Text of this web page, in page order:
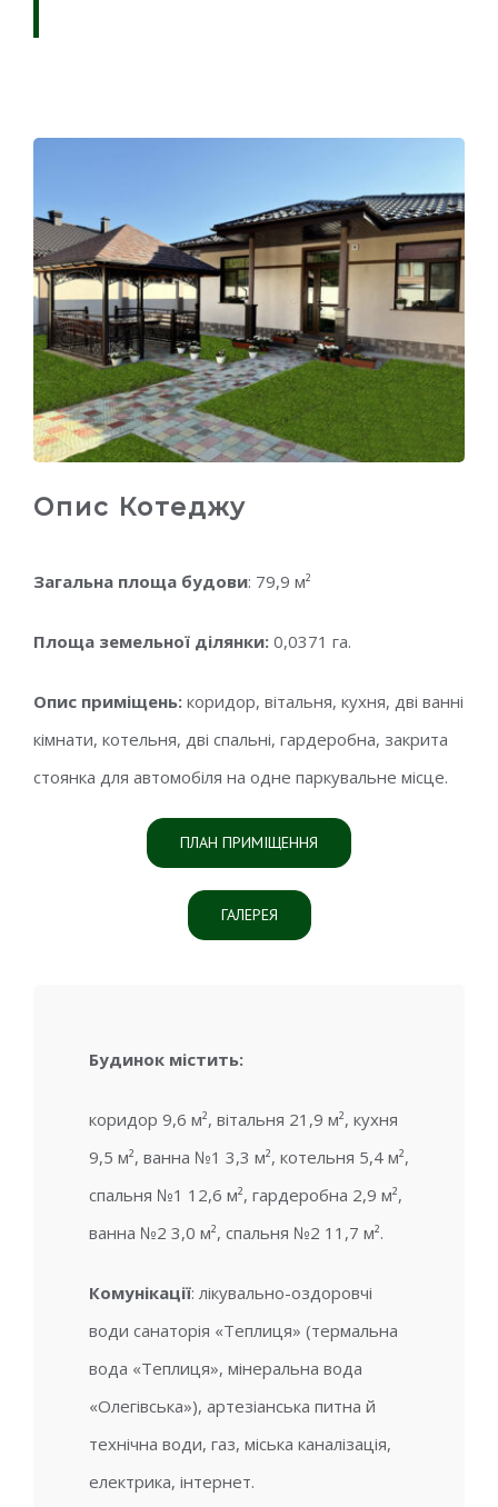
Опис Котеджу
Загальна площа будови: 79,9 м²
Площа земельної ділянки:0,0371 га.
Опис приміщень:коридор, вітальня, кухня, дві ванні
кімнати, котельня, дві спальні, гардеробна, закрита
стоянка для автомобіля на одне паркувальне місце.
ПЛАН ПРИМІЩЕННЯ
ГАЛЕРЕЯ
Будинок містить:
коридор 9,6 м², вітальня 21,9 м², кухня
9,5 м², ванна №1 3,3 м², котельня 5,4 м²,
спальня №1 12,6 м², гардеробна 2,9 м²,
ванна №2 3,0 м², спальня №2 11,7 м².
Комунікації: лікувально-оздоровчі
води санаторія «Теплиця» (термальна
вода «Теплиця», мінеральна вода
«Олегівська»), артезіанська питна й
технічна води, газ, міська каналізація,
електрика, інтернет.